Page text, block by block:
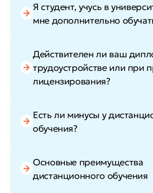
Я студент, учусь в
мне дополнительно
Действителен ли ваш
трудоустройстве или при
лицензирования?
Есть ли минусы у
обучения?
Основные преимущества
дистанционного обучения